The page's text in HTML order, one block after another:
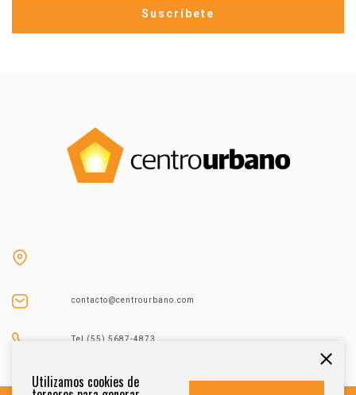
contacto@centrourbano.com
Tel (55) 5687-4873
Utilizamos cookies de